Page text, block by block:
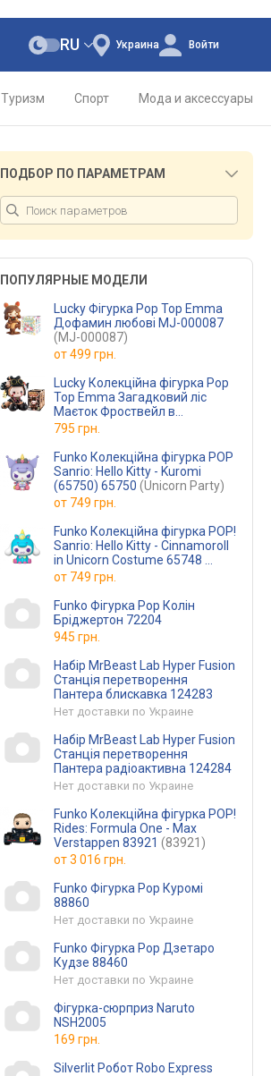
Украина
RU Войти
Туризм Спорт Мода и аксессуары
ПОДБОР ПО ПАРАМЕТРАМ
ПОПУЛЯРНЫЕ МОДЕЛИ
Lucky Фігурка Pop Top Emma
Дофамин любові MJ-000087
(MJ-000087)
от499 грн.
Lucky Колекційна фігурка Pop
Top Emma Загадковий ліс
Маєток Фроствейл в
асортименті
795 грн.
Funko Колекційна фігурка POP
Sanrio: Hello Kitty - Kuromi
(65750) 65750 (Unicorn Party)
от 749 грн.
Funko Колекційна фігурка POP!
Sanrio: Hello Kitty - Cinnamoroll
in Unicorn Costume 65748
(65748)
от 749 грн.
Funko Фігурка Pop Колін
Бріджертон 72204
945 грн.
Набір MrBeast Lab Hyper Fusion
Станція перетворення
Пантера блискавка 124283
Нет доставки по Украине
Набір MrBeast Lab Hyper Fusion
Станція перетворення
Пантера радіоактивна 124284
Нет доставки по Украине
Funko Колекційна фігурка POP!
Rides: Formula One - Max
Verstappen 83921 (83921)
от3 016 грн.
Funko Фігурка Pop Куромі
88860
Нет доставки по Украине
Funko Фігурка Pop Дзетаро
Кудзе 88460
Нет доставки по Украине
Фігурка-сюрприз Naruto
NSH2005
169 грн.
Silverlit Робот Robo Express